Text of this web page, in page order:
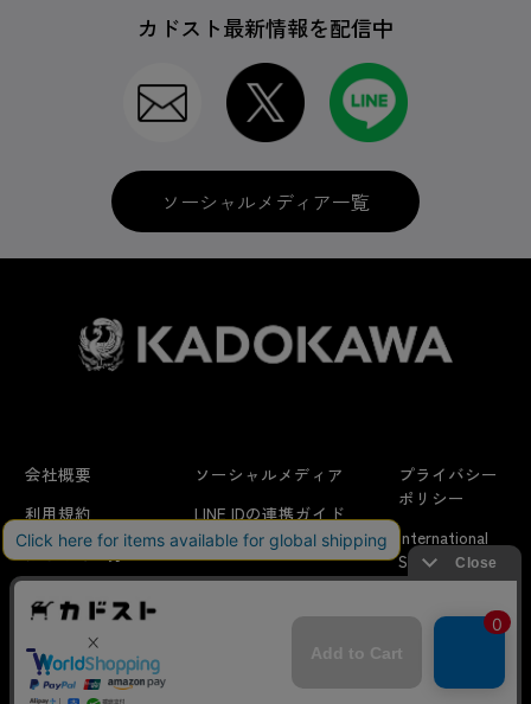
カドスト最新情報を配信中
ソーシャルメディア一覧
会社概要
利用規約
はじめての方へ
ソーシャルメディア
LINE IDの連携ガイド
FAQ
プライバシー
ポリシー
International
Shipping
リクエスト
当サイトでは利用体験の向上およびコンテンツの最適な提供、ト
ラフィックの分析を目的としてCookieを使用しています。
サイトの閲覧を継続された場合、Cookieの利用に同意したことも
のといたします。